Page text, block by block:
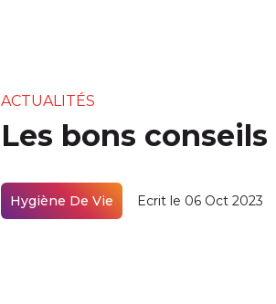
ACTUALITÉS
Les bons conseils
Hygiène De Vie Ecrit le 06 Oct 2023